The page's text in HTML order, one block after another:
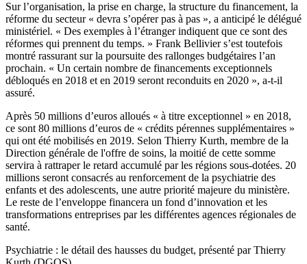
Sur l’organisation, la prise en charge, la structure du financement, la
réforme du secteur « devra s’opérer pas à pas », a anticipé le délégué
ministériel. « Des exemples à l’étranger indiquent que ce sont des
réformes qui prennent du temps. » Frank Bellivier s’est toutefois
montré rassurant sur la poursuite des rallonges budgétaires l’an
prochain. « Un certain nombre de financements exceptionnels
débloqués en 2018 et en 2019 seront reconduits en 2020 », a-t-il
assuré.
Après 50 millions d’euros alloués « à titre exceptionnel » en 2018,
ce sont 80 millions d’euros de « crédits pérennes supplémentaires »
qui ont été mobilisés en 2019. Selon Thierry Kurth, membre de la
Direction générale de l'offre de soins, la moitié de cette somme
servira à rattraper le retard accumulé par les régions sous-dotées. 20
millions seront consacrés au renforcement de la psychiatrie des
enfants et des adolescents, une autre priorité majeure du ministère.
Le reste de l’enveloppe financera un fond d’innovation et les
transformations entreprises par les différentes agences régionales de
santé.
Psychiatrie : le détail des hausses du budget, présenté par Thierry